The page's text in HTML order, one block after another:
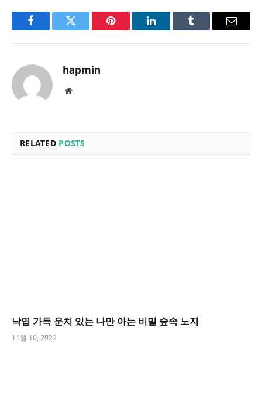
FacebookTwitter Pinterest LinkedInTumblr Email
hapmin
Website
RELATED POSTS
낙엽 가득 운치 있는 나만 아는 비밀 숲속 노지
11월 10, 2022